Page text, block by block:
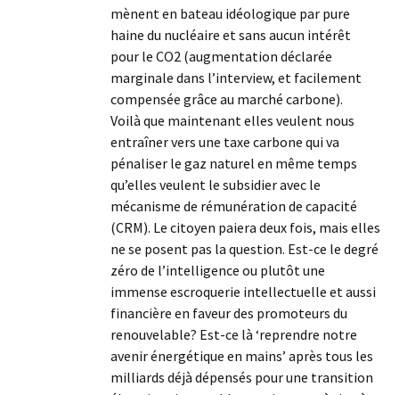
mènent en bateau idéologique par pure
haine du nucléaire et sans aucun intérêt
pour le CO2 (augmentation déclarée
marginale dans l’interview, et facilement
compensée grâce au marché carbone).
Voilà que maintenant elles veulent nous
entraîner vers une taxe carbone qui va
pénaliser le gaz naturel en même temps
qu’elles veulent le subsidier avec le
mécanisme de rémunération de capacité
(CRM). Le citoyen paiera deux fois, mais elles
ne se posent pas la question. Est-ce le degré
zéro de l’intelligence ou plutôt une
immense escroquerie intellectuelle et aussi
financière en faveur des promoteurs du
renouvelable? Est-ce là ‘reprendre notre
avenir énergétique en mains’ après tous les
milliards déjà dépensés pour une transition